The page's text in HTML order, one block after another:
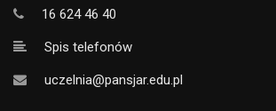
16 624 46 40
Spis telefonów
uczelnia@pansjar.edu.pl